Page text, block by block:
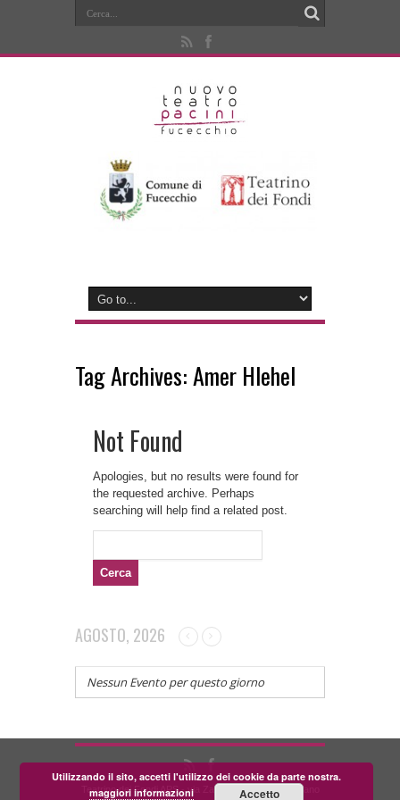
Tag Archives:Amer Hlehel
Not Found
Apologies, but no results were found for
the requested archive. Perhaps
searching will help find a related post.
AGOSTO, 2026
Nessun Evento per questo giorno
Teatrino dei Fondi APS - via Zara, 58 56024 Corazzano
Utilizzando il sito, accetti l'utilizzo dei cookie da parte nostra.
maggiori informazioni
Accetto